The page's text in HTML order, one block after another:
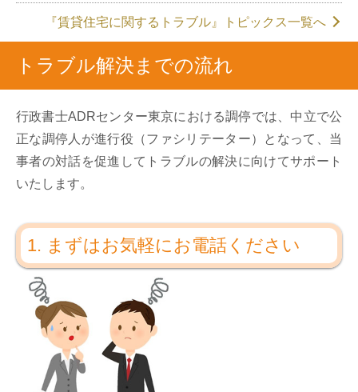
『賃貸住宅に関するトラブル』トピックス一覧へ
トラブル解決までの流れ
行政書士ADRセンター東京における調停では、中立で公
正な調停人が進行役（ファシリテーター）となって、当
事者の対話を促進してトラブルの解決に向けてサポート
いたします。
1. まずはお気軽にお電話ください